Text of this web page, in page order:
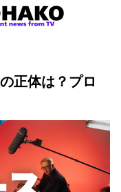
正体は？プロ